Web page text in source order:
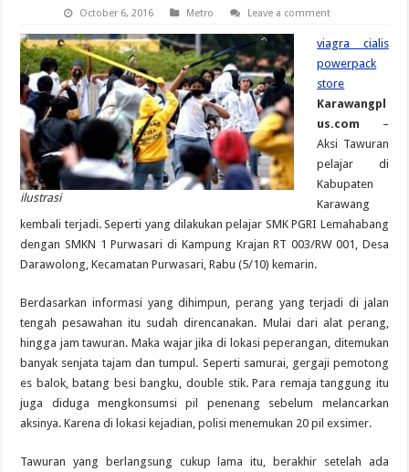
October 6, 2016 Metro Leave a comment
ilustrasi
viagra cialis
powerpack
store
Karawangpl
us.com –
Aksi Tawuran
pelajar di
Kabupaten
Karawang
kembali terjadi. Seperti yang dilakukan pelajar SMK PGRI Lemahabang
dengan SMKN 1 Purwasari di Kampung Krajan RT 003/RW 001, Desa
Darawolong, Kecamatan Purwasari, Rabu (5/10) kemarin.
Berdasarkan informasi yang dihimpun, perang yang terjadi di jalan
tengah pesawahan itu sudah direncanakan. Mulai dari alat perang,
hingga jam tawuran. Maka wajar jika di lokasi peperangan, ditemukan
banyak senjata tajam dan tumpul. Seperti samurai, gergaji pemotong
es balok, batang besi bangku, double stik. Para remaja tanggung itu
juga diduga mengkonsumsi pil penenang sebelum melancarkan
aksinya. Karena di lokasi kejadian, polisi menemukan 20 pil exsimer.
Tawuran yang berlangsung cukup lama itu, berakhir setelah ada